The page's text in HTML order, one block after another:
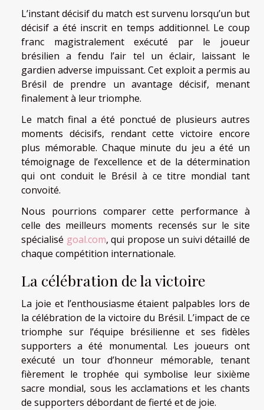
L’instant décisif du match est survenu lorsqu’un but
décisif a été inscrit en temps additionnel. Le coup
franc magistralement exécuté par le joueur
brésilien a fendu l’air tel un éclair, laissant le
gardien adverse impuissant. Cet exploit a permis au
Brésil de prendre un avantage décisif, menant
finalement à leur triomphe.
Le match final a été ponctué de plusieurs autres
moments décisifs, rendant cette victoire encore
plus mémorable. Chaque minute du jeu a été un
témoignage de l’excellence et de la détermination
qui ont conduit le Brésil à ce titre mondial tant
convoité.
Nous pourrions comparer cette performance à
celle des meilleurs moments recensés sur le site
spécialisé goal.com, qui propose un suivi détaillé de
chaque compétition internationale.
La célébration de la victoire
La joie et l’enthousiasme étaient palpables lors de
la célébration de la victoire du Brésil. L’impact de ce
triomphe sur l’équipe brésilienne et ses fidèles
supporters a été monumental. Les joueurs ont
exécuté un tour d’honneur mémorable, tenant
fièrement le trophée qui symbolise leur sixième
sacre mondial, sous les acclamations et les chants
de supporters débordant de fierté et de joie.